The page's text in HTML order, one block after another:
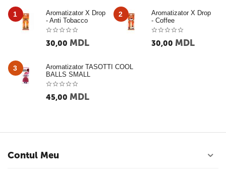
1
Aromatizator X Drop
- Anti Tobacco
30,00 MDL
2
Aromatizator X Drop
- Coffee
30,00 MDL
3
Aromatizator TASOTTI COOL
BALLS SMALL
45,00 MDL
Contul Meu